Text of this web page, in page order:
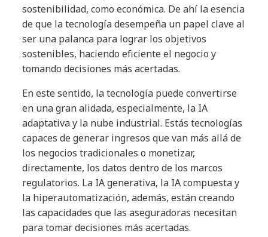
sostenibilidad, como económica. De ahí la esencia
de que la tecnología desempeña un papel clave al
ser una palanca para lograr los objetivos
sostenibles, haciendo eficiente el negocio y
tomando decisiones más acertadas.
En este sentido, la tecnología puede convertirse
en una gran alidada, especialmente, la IA
adaptativa y la nube industrial. Estás tecnologías
capaces de generar ingresos que van más allá de
los negocios tradicionales o monetizar,
directamente, los datos dentro de los marcos
regulatorios. La IA generativa, la IA compuesta y
la hiperautomatización, además, están creando
las capacidades que las aseguradoras necesitan
para tomar decisiones más acertadas.